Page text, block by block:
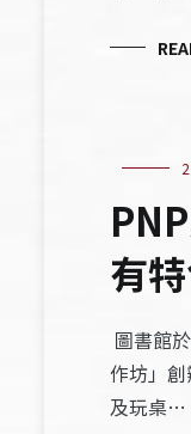
有
圖書館
作坊」
及玩桌…